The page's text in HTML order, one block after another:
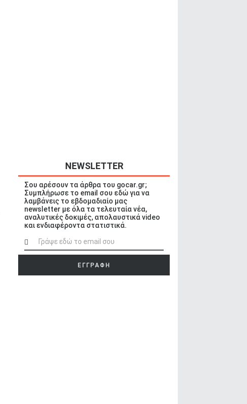
NEWSLETTER
Σου αρέσουν τα άρθρα του gocar.gr;
Συμπλήρωσε το email σου εδώ για να
λαμβάνεις το εβδομαδιαίο μας
newsletter με όλα τα τελευταία νέα,
αναλυτικές δοκιμές, απολαυστικά video
και ενδιαφέροντα στατιστικά.
ΕΓΓΡΑΦΗ